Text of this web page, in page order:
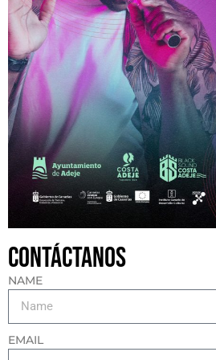
Contáctanos
NAME
EMAIL